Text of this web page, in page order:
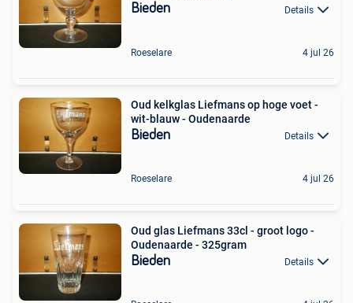
Bieden Details
Roeselare 4 jul 26
Oud kelkglas Liefmans op hoge voet -
wit-blauw - Oudenaarde
Bieden Details
Roeselare 4 jul 26
Oud glas Liefmans 33cl - groot logo -
Oudenaarde - 325gram
Bieden Details